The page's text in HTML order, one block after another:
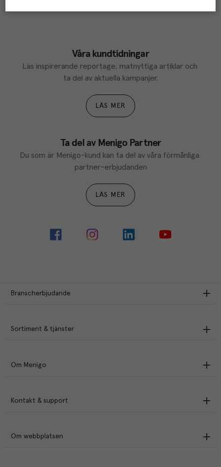
Våra kundtidningar
Läs inspirerande reportage, matnyttiga artiklar och
ta del av aktuella kampanjer.
LÄS MER
Ta del av Menigo Partner
Du som är Menigo-kund kan ta del av våra förmånliga
partner-erbjudanden
LÄS MER
Branscherbjudande
Sortiment & tjänster
Om Menigo
Kontakt & support
Om webbplatsen